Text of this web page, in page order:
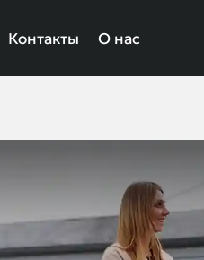
Контакты О нас